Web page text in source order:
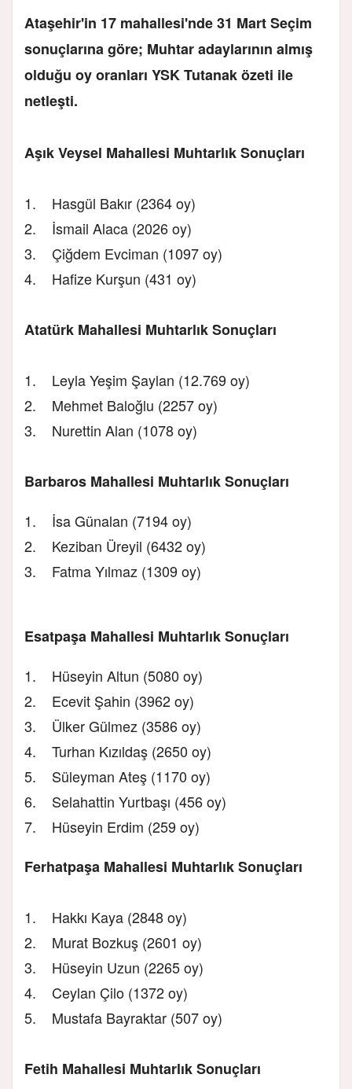
Ataşehir'in 17 mahallesi'nde 31 Mart Seçim
sonuçlarına göre; Muhtar adaylarının almış
olduğu oy oranları YSK Tutanak özeti ile
netleşti.
Aşık Veysel Mahallesi Muhtarlık Sonuçları
1. Hasgül Bakır (2364 oy)
2. İsmail Alaca (2026 oy)
3. Çiğdem Evciman (1097 oy)
4. Hafize Kurşun (431 oy)
Atatürk Mahallesi Muhtarlık Sonuçları
1. Leyla Yeşim Şaylan (12.769 oy)
2. Mehmet Baloğlu (2257 oy)
3. Nurettin Alan (1078 oy)
Barbaros Mahallesi Muhtarlık Sonuçları
1. İsa Günalan (7194 oy)
2. Keziban Üreyil (6432 oy)
3. Fatma Yılmaz (1309 oy)
Esatpaşa Mahallesi Muhtarlık Sonuçları
1. Hüseyin Altun (5080 oy)
2. Ecevit Şahin (3962 oy)
3. Ülker Gülmez (3586 oy)
4. Turhan Kızıldaş (2650 oy)
5. Süleyman Ateş (1170 oy)
6. Selahattin Yurtbaşı (456 oy)
7. Hüseyin Erdim (259 oy)
Ferhatpaşa Mahallesi Muhtarlık Sonuçları
1. Hakkı Kaya (2848 oy)
2. Murat Bozkuş (2601 oy)
3. Hüseyin Uzun (2265 oy)
4. Ceylan Çilo (1372 oy)
5. Mustafa Bayraktar (507 oy)
Fetih Mahallesi Muhtarlık Sonuçları